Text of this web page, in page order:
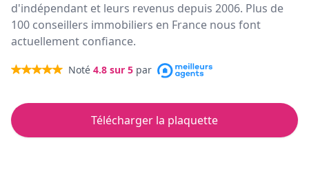
d'indépendant et leurs revenus depuis 2006. Plus de
100 conseillers immobiliers en France nous font
actuellement confiance.
Noté 4.8 sur 5 par
Télécharger la plaquette